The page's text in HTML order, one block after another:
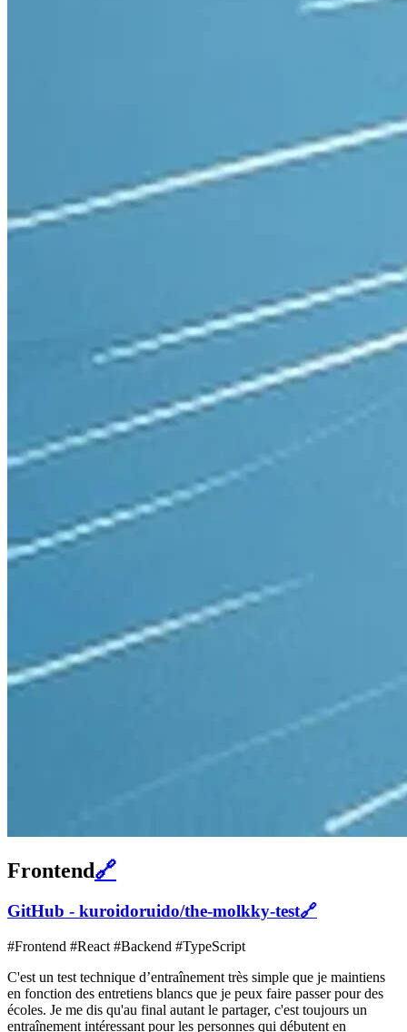
Frontend🔗
GitHub - kuroidoruido/the-molkky-test🔗
#Frontend #React #Backend #TypeScript
C'est un test technique d’entraînement très simple que je maintiens
en fonction des entretiens blancs que je peux faire passer pour des
écoles. Je me dis qu'au final autant le partager, c'est toujours un
entraînement intéressant pour les personnes qui débutent en